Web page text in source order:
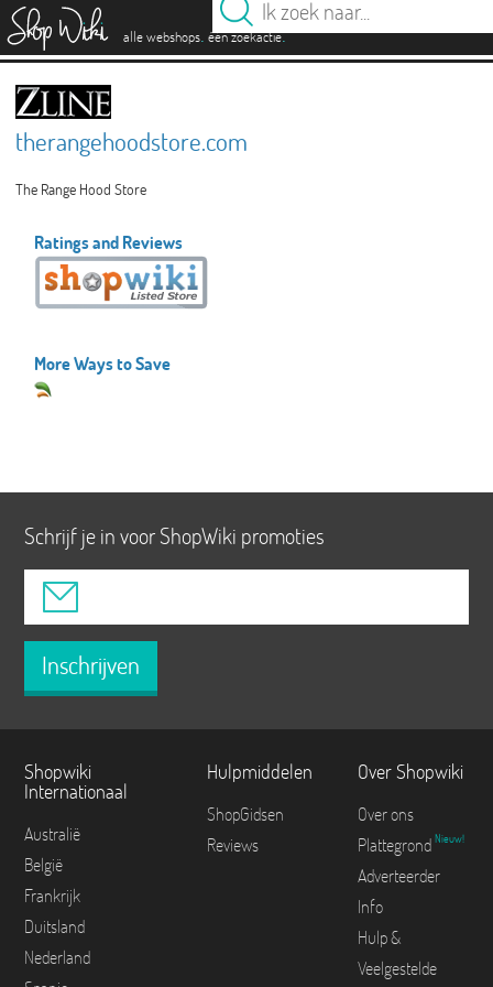
alle webshops. één zoekactie.
therangehoodstore.com
The Range Hood Store
Ratings and Reviews
More Ways to Save
Schrijf je in voor ShopWiki promoties
Inschrijven
Shopwiki
Internationaal
Australië
België
Frankrijk
Duitsland
Nederland
Hulpmiddelen
ShopGidsen
Reviews
Over Shopwiki
Over ons
Plattegrond Nieuw!
Adverteerder
Info
Hulp &
Veelgestelde